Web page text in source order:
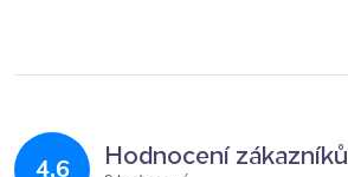
4,6 Hodnocení zákazníků